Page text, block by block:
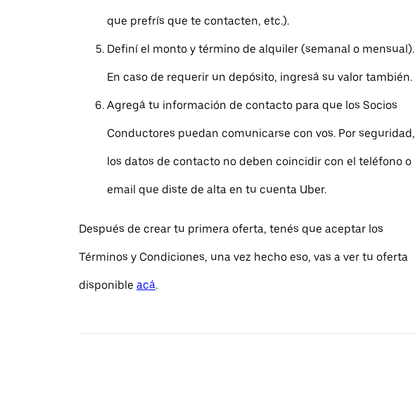
que prefrís que te contacten, etc.).
Definí el monto y término de alquiler (semanal o mensual).
En caso de requerir un depósito, ingresá su valor también.
Agregá tu información de contacto para que los Socios
Conductores puedan comunicarse con vos. Por seguridad,
los datos de contacto no deben coincidir con el teléfono o
email que diste de alta en tu cuenta Uber.
Después de crear tu primera oferta, tenés que aceptar los
Términos y Condiciones, una vez hecho eso, vas a ver tu oferta
disponible acá.